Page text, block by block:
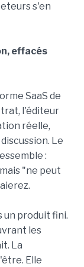
s'en
effacés
SaaS de
l'éditeur
réelle,
Le
:
"ne peut
un produit fini.
les
La
Elle